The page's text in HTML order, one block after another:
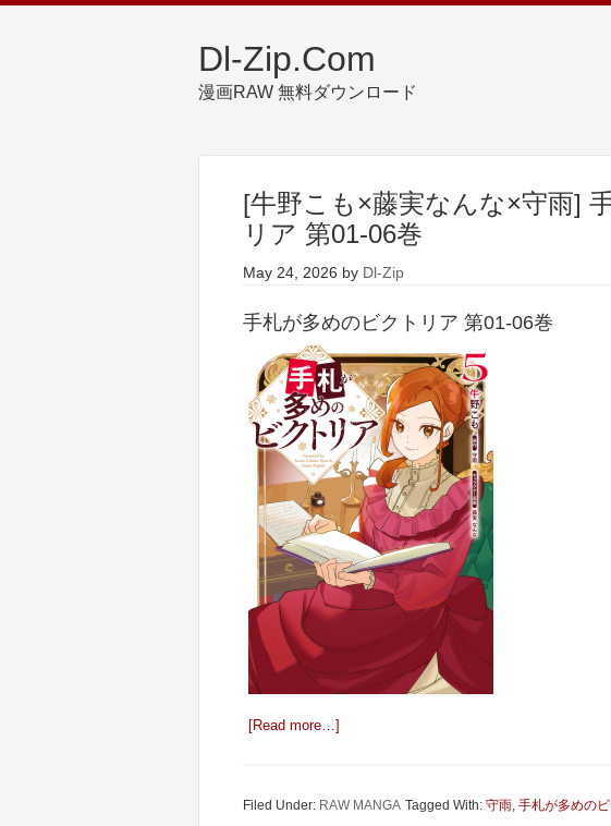
Dl-Zip.Com
漫画RAW 無料ダウンロード
[牛野こも×藤実なんな×守雨]
リア 第01-06巻
May 24, 2026 by Dl-Zip
手札が多めのビクトリア 第01-06巻
[Read more…]
Filed Under: RAW MANGA Tagged With: 守雨, 手札が多めの